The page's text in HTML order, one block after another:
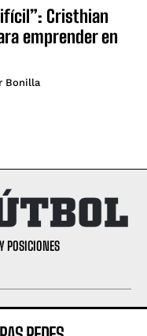
Cristhian
emprender en
Bonilla
POSICIONES